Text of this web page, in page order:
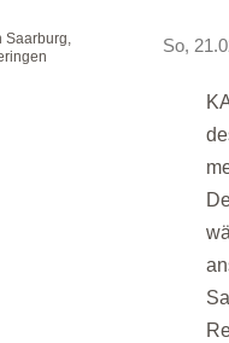
So,
Saarburg,